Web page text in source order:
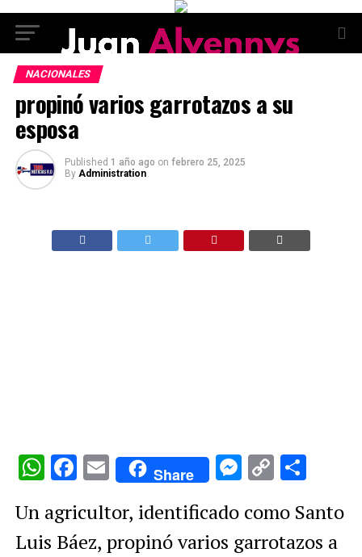
NACIONALES
propinó varios garrotazos a su
esposa
Published 1 año ago on febrero 25, 2025
By Administration
WhatsApp
Facebook
EmailShare
Copy
Un agricultor, identificado como Santo
Luis Báez, propinó varios garrotazos a